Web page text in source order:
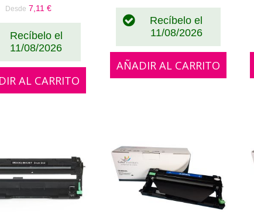
Desde 7,11 €
Recíbelo el
11/08/2026
AL CARRITO
Recíbelo el
11/08/2026
AÑADIR AL CARRITO